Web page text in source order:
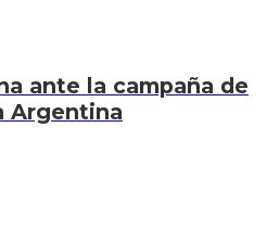
ante la campaña de
Argentina